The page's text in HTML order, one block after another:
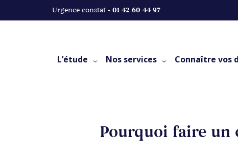
Urgence constat - 01 42 60 44 97
L’étude Nos services Connaître vos
Pourquoi faire un